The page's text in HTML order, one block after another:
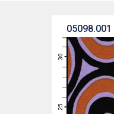
05098.001
25
26
27
28
29
30
31